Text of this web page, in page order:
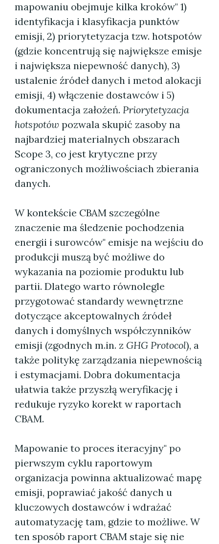
mapowaniu obejmuje kilka kroków" 1)
identyfikacja i klasyfikacja punktów
emisji, 2) priorytetyzacja tzw. hotspotów
(gdzie koncentrują się największe emisje
i największa niepewność danych), 3)
ustalenie źródeł danych i metod alokacji
emisji, 4) włączenie dostawców i 5)
dokumentacja założeń. Priorytetyzacja
hotspotów pozwala skupić zasoby na
najbardziej materialnych obszarach
Scope 3, co jest krytyczne przy
ograniczonych możliwościach zbierania
danych.
W kontekście CBAM szczególne
znaczenie ma śledzenie pochodzenia
energii i surowców" emisje na wejściu do
produkcji muszą być możliwe do
wykazania na poziomie produktu lub
partii. Dlatego warto równolegle
przygotować standardy wewnętrzne
dotyczące akceptowalnych źródeł
danych i domyślnych współczynników
emisji (zgodnych m.in. z GHG Protocol), a
także politykę zarządzania niepewnością
i estymacjami. Dobra dokumentacja
ułatwia także przyszłą weryfikację i
redukuje ryzyko korekt w raportach
CBAM.
Mapowanie to proces iteracyjny" po
pierwszym cyklu raportowym
organizacja powinna aktualizować mapę
emisji, poprawiać jakość danych u
kluczowych dostawców i wdrażać
automatyzację tam, gdzie to możliwe. W
ten sposób raport CBAM staje się nie